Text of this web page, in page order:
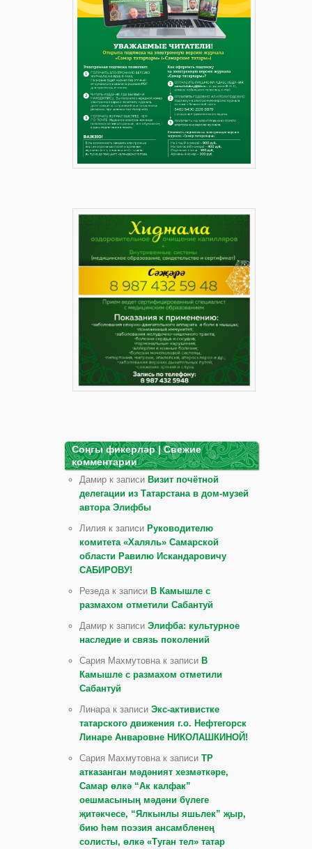
Соңгы фикерләр | Свежие
комментарии
Дамир к записи Визит почётной
делегации из Татарстана в дом-музей
автора Элифбы
Лилия к записи Руководителю
комитета «Халяль» Самарской
области Равилю Искандаровичу
САБИРОВУ!
Резеда к записи В Камышле с
размахом отметили Сабантуй
Дамир к записи Элифба: культурное
наследие и связь поколений
Сария Махмутовна к записи В
Камышле с размахом отметили
Сабантуй
Линара к записи Экс-активистке
татарского движения г.о. Нефтегорск
Линаре Анваровне НИКОЛАШКИНОЙ!
Сария Махмутовна к записи ТР
атказанган мәдәният хезмәткәре,
Самар өлкә “Ак калфак”
оешмасының мәдәни бүлеге
җитәкчесе, “Ялкынлы яшьлек” җыр,
бию һәм поэзия ансамбленең
солисты, өлкә «Туган тел» татар